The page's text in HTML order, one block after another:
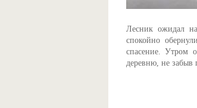
Лесник ожидал
спокойно
спасение. Утром
деревню, не забыв